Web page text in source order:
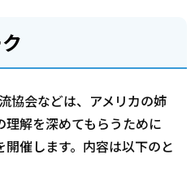
協会などは、アメリカの姉
解を深めてもらうために
開催します。内容は以下のと